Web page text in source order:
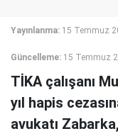
Yayınlanma: 15 Temmuz
Güncelleme: 15 Temmuz
TİKA çalışanı
yıl hapis
avukatı